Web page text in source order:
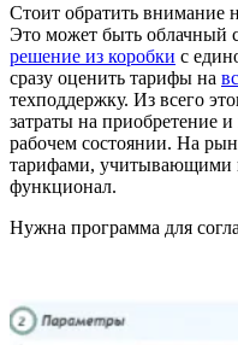
Стоит обратить внимание
Это может быть облачный
решение из коробки с
сразу оценить тарифы на
техподдержку. Из всего
затраты на приобретение
рабочем состоянии. На
тарифами, учитывающими
функционал.
Нужна программа для